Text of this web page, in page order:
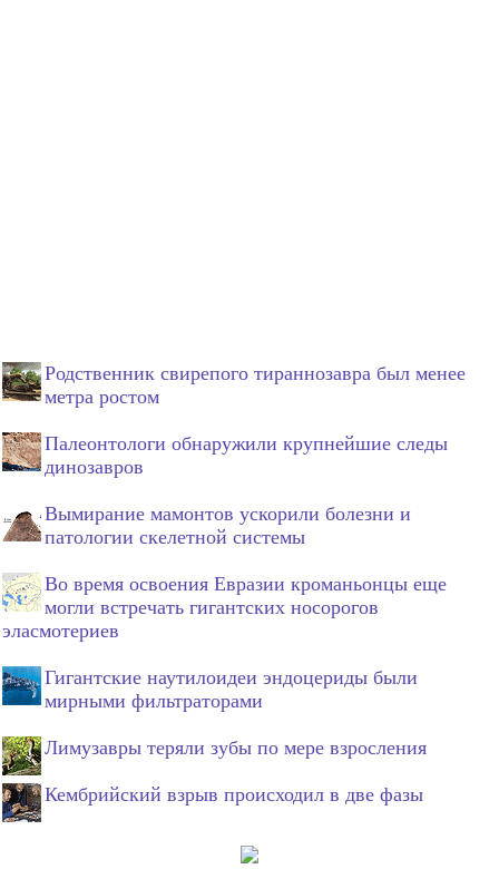
Родственник свирепого тираннозавра был менее
метра ростом
Палеонтологи обнаружили крупнейшие следы
динозавров
Вымирание мамонтов ускорили болезни и
патологии скелетной системы
Во время освоения Евразии кроманьонцы еще
могли встречать гигантских носорогов
эласмотериев
Гигантские наутилоидеи эндоцериды были
мирными фильтраторами
Лимузавры теряли зубы по мере взросления
Кембрийский взрыв происходил в две фазы